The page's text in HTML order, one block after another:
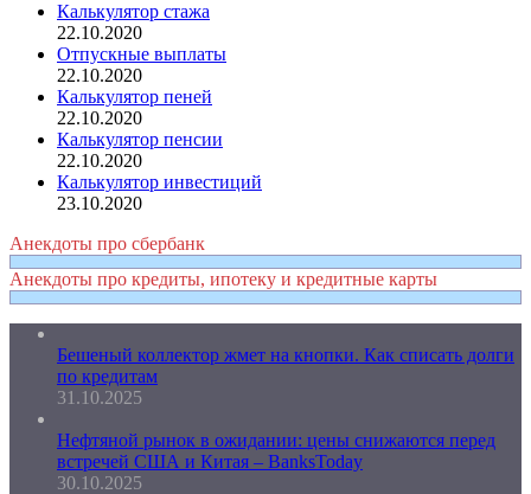
Калькулятор стажа
22.10.2020
Отпускные выплаты
22.10.2020
Калькулятор пеней
22.10.2020
Калькулятор пенсии
22.10.2020
Калькулятор инвестиций
23.10.2020
Анекдоты про сбербанк
Анекдоты про кредиты, ипотеку и кредитные карты
Бешеный коллектор жмет на кнопки. Как списать долги
по кредитам
31.10.2025
Нефтяной рынок в ожидании: цены снижаются перед
встречей США и Китая – BanksToday
30.10.2025